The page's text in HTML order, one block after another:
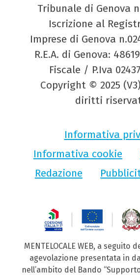
Tribunale di Genova
Iscrizione al
Imprese di Genova
R.E.A. di Genova:
Fiscale / P.Iva
Copyright © 2025
diritti
Informativa
Informativa cookie
Redazione
MENTELOCALE WEB, a seguito
agevolazione presentata in
nell’ambito del Bando